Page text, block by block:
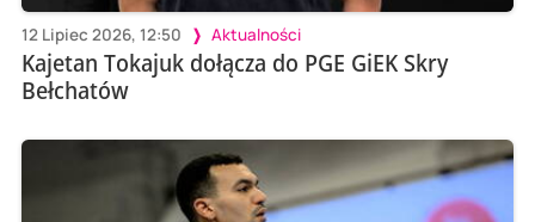
12 Lipiec 2026, 12:50 Aktualności
Kajetan Tokajuk dołącza do PGE GiEK Skry
Bełchatów